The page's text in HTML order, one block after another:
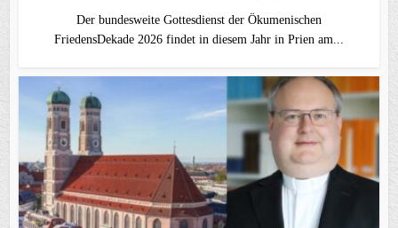
Der bundesweite Gottesdienst der Ökumenischen
FriedensDekade 2026 findet in diesem Jahr in Prien am...